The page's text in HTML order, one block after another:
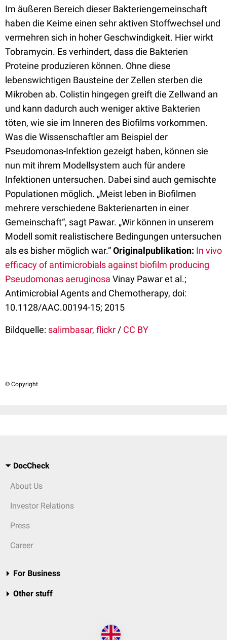
Im äußeren Bereich dieser Bakteriengemeinschaft
haben die Keime einen sehr aktiven Stoffwechsel und
vermehren sich in hoher Geschwindigkeit. Hier wirkt
Tobramycin. Es verhindert, dass die Bakterien
Proteine produzieren können. Ohne diese
lebenswichtigen Bausteine der Zellen sterben die
Mikroben ab. Colistin hingegen greift die Zellwand an
und kann dadurch auch weniger aktive Bakterien
töten, wie sie im Inneren des Biofilms vorkommen.
Was die Wissenschaftler am Beispiel der
Pseudomonas-Infektion gezeigt haben, können sie
nun mit ihrem Modellsystem auch für andere
Infektionen untersuchen. Dabei sind auch gemischte
Populationen möglich. „Meist leben in Biofilmen
mehrere verschiedene Bakterienarten in einer
Gemeinschaft“, sagt Pawar. „Wir können in unserem
Modell somit realistischere Bedingungen untersuchen
als es bisher möglich war.“Originalpublikation: In vivo
efficacy of antimicrobials against biofilm producing
Pseudomonas aeruginosa Vinay Pawar et al.;
Antimicrobial Agents and Chemotherapy, doi:
10.1128/AAC.00194-15; 2015
Bildquelle: salimbasar, flickr / CC BY
© Copyright
DocCheck
About Us
Investor Relations
Press
Career
For Business
Other stuff